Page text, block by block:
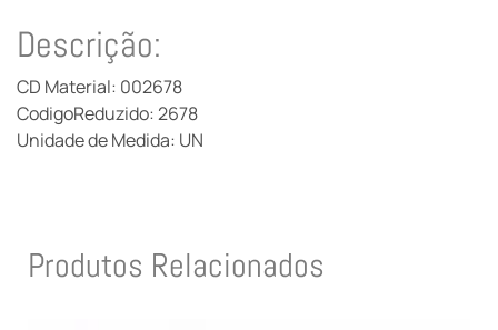
Descrição:
CD Material: 002678
CodigoReduzido: 2678
Unidade de Medida: UN
Produtos Relacionados